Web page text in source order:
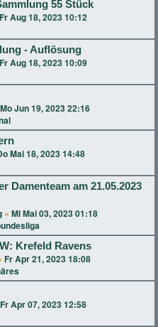
55 Stück
Fr Aug 18, 2023 10:12
- Auflösung
Fr Aug 18, 2023 10:09
Mo Jun 19, 2023 22:16
Mai 18, 2023 14:48
Damenteam am 21.05.2023
« Mi Mai 03, 2023 01:18
Krefeld Ravens
Fr Apr 21, 2023 18:08
Fr Apr 07, 2023 12:58